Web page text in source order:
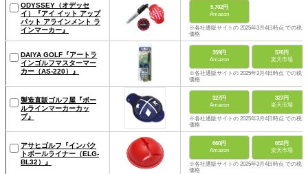
ODYSSEY（オデッセ
イ）『アイ イット アップ
パット アラインメント ラ
インマーカー』
5,702円
Amazon
※各社通販サイトの 2025年3月4日時点 での税込
価格
DAIYA GOLF『アートラ
インゴルフマスターマー
カー（AS-220）』
359円
Amazon
576円
楽天市場
※各社通販サイトの 2025年3月4日時点 での税込
価格
製造直販ゴルフ屋『ボー
ルラインマーカーカッ
プ』
327円
Amazon
327円
楽天市場
※各社通販サイトの 2025年3月4日時点 での税込
価格
アサヒゴルフ『インパク
トボールライナー（ELG-
BL32）』
660円
Amazon
652円
楽天市場
※各社通販サイトの 2025年3月4日時点 での税込
価格